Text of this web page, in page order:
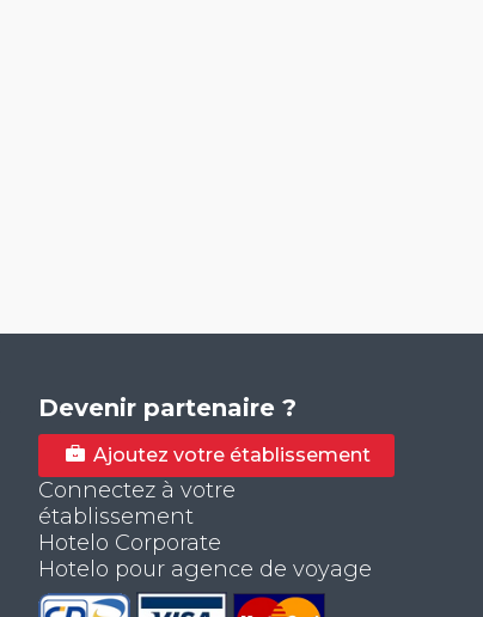
Devenir partenaire ?
Ajoutez votre établissement
Connectez à votre
établissement
Hotelo Corporate
Hotelo pour agence de voyage